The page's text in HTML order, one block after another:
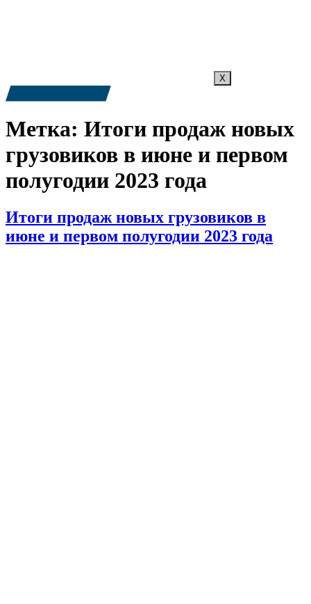
X
+7 (909) 380-4040
Метка: Итоги продаж новых
грузовиков в июне и первом
полугодии 2023 года
Итоги продаж новых грузовиков в
июне и первом полугодии 2023 года